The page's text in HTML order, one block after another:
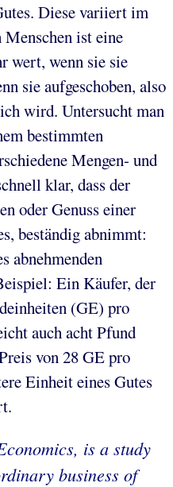
Diese variiert im
ist eine
wert, wenn sie sie
sie aufgeschoben, also
wird. Untersucht man
bestimmten
Mengen- und
klar, dass der
oder Genuss einer
beständig abnimmt:
abnehmenden
Ein Käufer, der
(GE) pro
auch acht Pfund
von 28 GE pro
Einheit eines Gutes
is a study
business of